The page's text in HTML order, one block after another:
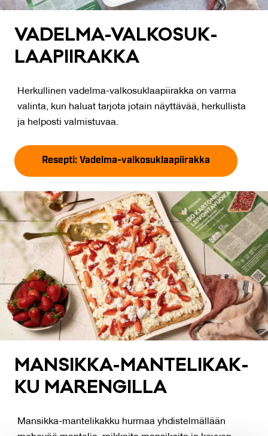
VA­DEL­MA-VAL­KO­SUK­
LAA­PII­RAK­KA
Herkullinen vadelma-valkosuklaapiirakka on varma
valinta, kun haluat tarjota jotain näyttävää, herkullista
ja helposti valmistuvaa.
Resepti: Vadelma-valkosuklaapiirakka
MAN­SIK­KA-MAN­TE­LI­KAK­
KU MA­REN­GIL­LA
Mansikka-mantelikakku hurmaa yhdistelmällään